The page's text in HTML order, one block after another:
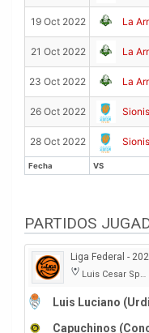
Fecha VS
19 Oct 2022 La
21 Oct 2022 La
23 Oct 2022 La
26 Oct 2022
28 Oct 2022
Fecha VS
PARTIDOS
Liga Federal -
Luis Cesar Spiazzi
Luis Luciano
Capuchinos